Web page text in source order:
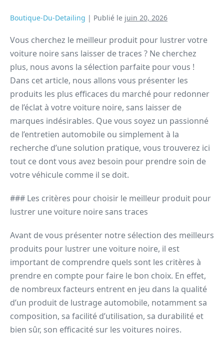
Boutique-Du-Detailing | Publié le juin 20, 2026
Vous cherchez le meilleur produit pour lustrer votre
voiture noire sans laisser de traces ? Ne cherchez
plus, nous avons la sélection parfaite pour vous !
Dans cet article, nous allons vous présenter les
produits les plus efficaces du marché pour redonner
de l’éclat à votre voiture noire, sans laisser de
marques indésirables. Que vous soyez un passionné
de l’entretien automobile ou simplement à la
recherche d’une solution pratique, vous trouverez ici
tout ce dont vous avez besoin pour prendre soin de
votre véhicule comme il se doit.
### Les critères pour choisir le meilleur produit pour
lustrer une voiture noire sans traces
Avant de vous présenter notre sélection des meilleurs
produits pour lustrer une voiture noire, il est
important de comprendre quels sont les critères à
prendre en compte pour faire le bon choix. En effet,
de nombreux facteurs entrent en jeu dans la qualité
d’un produit de lustrage automobile, notamment sa
composition, sa facilité d’utilisation, sa durabilité et
bien sûr, son efficacité sur les voitures noires.